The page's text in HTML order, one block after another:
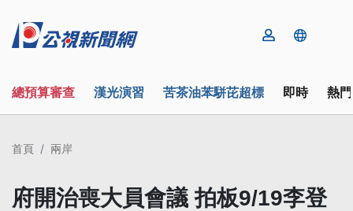
總預算審查 漢光演習 苦茶油苯駢芘超標 即時 熱
首頁 兩岸
府開治喪大員會議 拍板9/19李登